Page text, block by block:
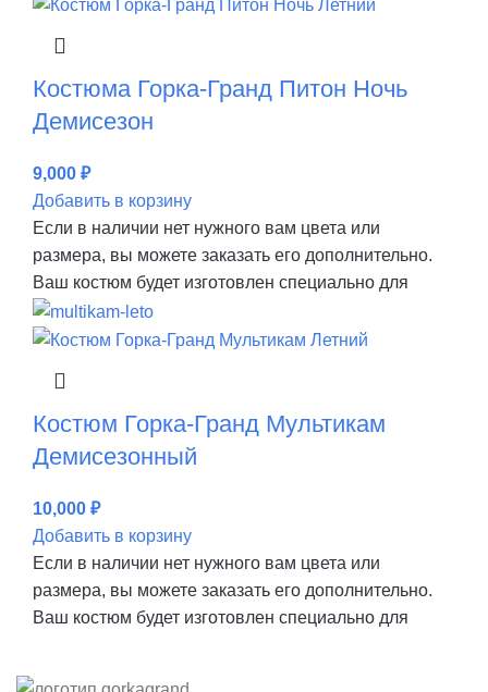
Костюма Горка-Гранд Питон Ночь
Демисезон
9,000 ₽
Добавить в корзину
Если в наличии нет нужного вам цвета или
размера, вы можете заказать его дополнительно.
Ваш костюм будет изготовлен специально для
Костюм Горка-Гранд Мультикам
Демисезонный
10,000 ₽
Добавить в корзину
Если в наличии нет нужного вам цвета или
размера, вы можете заказать его дополнительно.
Ваш костюм будет изготовлен специально для